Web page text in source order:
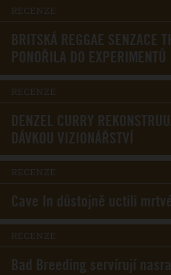
RECENZE
BRITSKÁ REGGAE SENZACE
PONOŘILA DO EXPERIMENTŮ
RECENZE
DENZEL CURRY
DÁVKOU VIZIONÁŘSTVÍ
RECENZE
Cave In důstojně uctili
RECENZE
Bad Breeding servírují